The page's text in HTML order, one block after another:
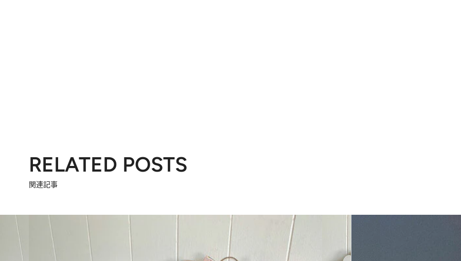
RELATED POSTS
関連記事